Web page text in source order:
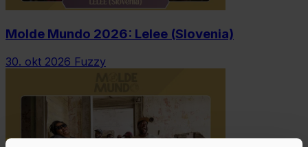
Molde Mundo 2026: Lelee (Slovenia)
30. okt 2026 Fuzzy